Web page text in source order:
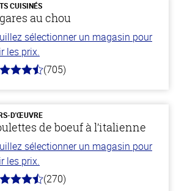
CUISINÉS
au chou
sélectionner un magasin pour
les prix.
(705)
D'ŒUVRE
de boeuf à l’italienne
sélectionner un magasin pour
les prix.
(270)